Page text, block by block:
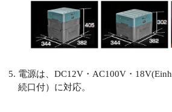
電源は、DC12V・AC100V・
続口付）に対応。